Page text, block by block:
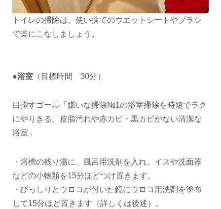
トイレの掃除は、使い捨てのウエットシートやブラシ
で楽にこなしましょう。
●浴室（目標時間 30分）
目指すゴール「嫌いな掃除№1の浴室掃除を時短でラク
にやりきる。皮脂汚れや赤カビ・黒カビがない清潔な
浴室」
・浴槽の残り湯に、風呂用洗剤を入れ、イスや洗面器
などの小物類を15分ほどつけ置きます。
・びっしりとウロコが付いた鏡にウロコ用洗剤を塗布
して15分ほど置きます（詳しくは後述）。